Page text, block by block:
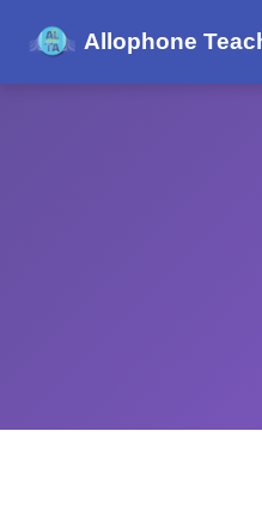
Allophone